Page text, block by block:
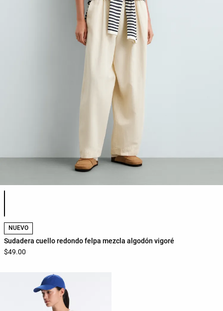
Lista de colores del producto
NUEVO
Sudadera cuello redondo felpa mezcla algodón vigoré
$49.00